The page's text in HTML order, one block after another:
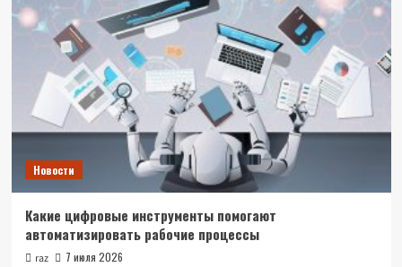
Новости
Какие цифровые инструменты помогают
автоматизировать рабочие процессы
raz 7 июля 2026